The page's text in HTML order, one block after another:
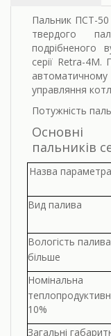
Пальник ПСТ-50
твердого
подрібненого
серії Retra-4M.
управляння
Потужність
Основні
пальників
Назва
Вид палива
Вологість
більше
Номінальна
10%
Загальні